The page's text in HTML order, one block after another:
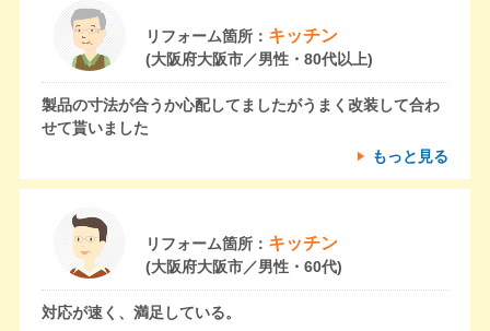
リフォーム箇所： キッチン
(大阪府大阪市／男性・80代以上)
製品の寸法が合うか心配してましたがうまく改装して合わ
せて貰いました
もっと見る
リフォーム箇所： キッチン
(大阪府大阪市／男性・60代)
対応が速く、満足している。